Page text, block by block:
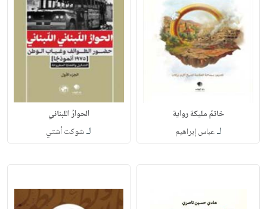
خاتمُ مليكة رواية
لـعباس إبراهيم
الحوارُ اللبناني
لـشوكت أشتي